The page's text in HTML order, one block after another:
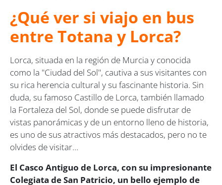
¿Qué ver si viajo en bus
entre Totana y Lorca?
Lorca, situada en la región de Murcia y conocida
como la "Ciudad del Sol", cautiva a sus visitantes con
su rica herencia cultural y su fascinante historia. Sin
duda, su famoso Castillo de Lorca, también llamado
la Fortaleza del Sol, donde se puede disfrutar de
vistas panorámicas y de un entorno lleno de historia,
es uno de sus atractivos más destacados, pero no te
olvides de visitar…
El Casco Antiguo de Lorca, con su impresionante
Colegiata de San Patricio, un bello ejemplo de